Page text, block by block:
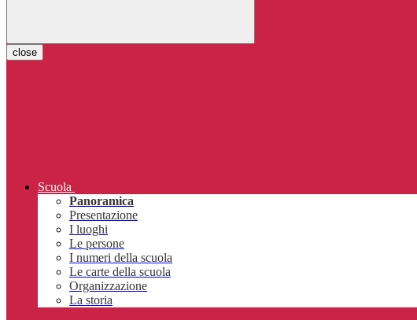
close
Scuola
Panoramica
Presentazione
I luoghi
Le persone
I numeri della scuola
Le carte della scuola
Organizzazione
La storia